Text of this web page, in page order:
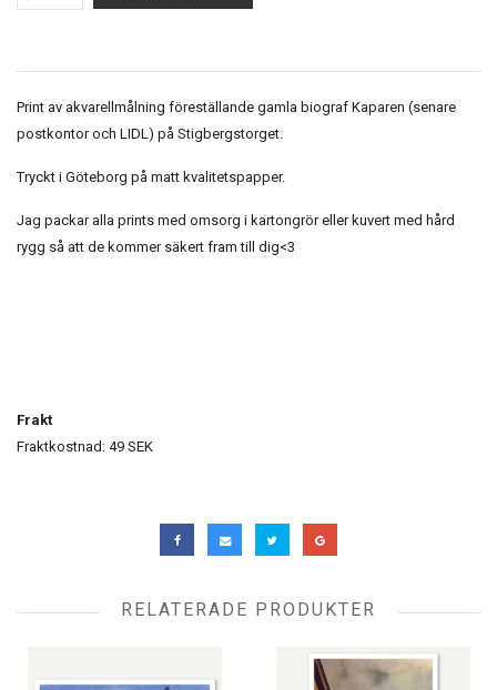
Print av akvarellmålning föreställande gamla biograf Kaparen (senare
postkontor och LIDL) på Stigbergstorget.
Tryckt i Göteborg på matt kvalitetspapper.
Jag packar alla prints med omsorg i kartongrör eller kuvert med hård
rygg så att de kommer säkert fram till dig<3
Frakt
Fraktkostnad: 49 SEK
RELATERADE PRODUKTER